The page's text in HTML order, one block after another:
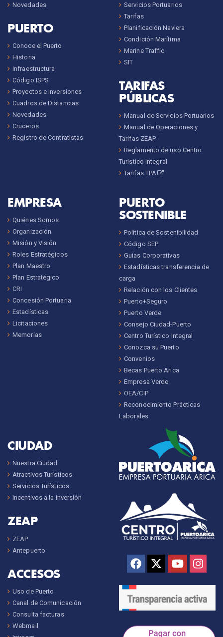
Novedades
PUERTO
Conoce el Puerto
Historia
Infraestructura
Código ISPS
Proyectos e Inversiones
Cuadros de Distancias
Novedades
Cruceros
Registro de Contratistas
Servicios Portuarios
Tarifas
Planificación Naviera
Condición Marítima
Marine Traffic
SIT
TARIFAS
PÚBLICAS
Manual de Servicios Portuarios
Manual de Operaciones y
Tarifas ZEAP
Reglamento de uso Centro
Turístico Integral
Tarifas TPA
EMPRESA
Quiénes Somos
Organización
Misión y Visión
Roles Estratégicos
Plan Maestro
Plan Estratégico
CRI
Concesión Portuaria
Estadísticas
Licitaciones
Memorias
PUERTO
SOSTENIBLE
Política de Sostenibilidad
Código SEP
Guías Corporativas
Estadísticas transferencia de
carga
Relación con los Clientes
Puerto+Seguro
Puerto Verde
Consejo Ciudad-Puerto
Centro Turístico Integral
Conozca su Puerto
Convenios
Becas Puerto Arica
Empresa Verde
OEA/CIP
Reconocimiento Prácticas
Laborales
CIUDAD
Nuestra Ciudad
Atractivos Turísticos
Servicios Turísticos
Incentivos a la inversión
ZEAP
ZEAP
Antepuerto
ACCESOS
Uso de Puerto
Canal de Comunicación
Consulta facturas
Webmail